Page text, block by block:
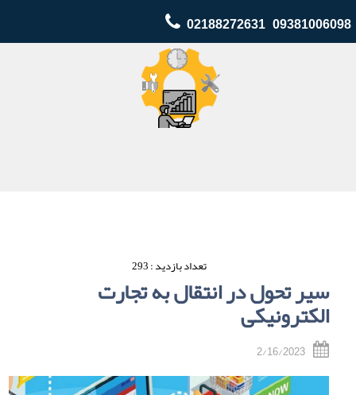
02188272631 09381006098
تعداد بازدید : 293
سیر تحول در انتقال به تجارت
الکترونیکی
2/16/2023